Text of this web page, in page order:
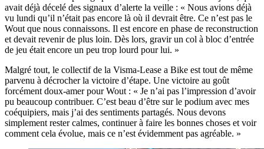
avait déjà décelé des signaux d’alerte la veille : « Nous avions déjà
vu lundi qu’il n’était pas encore là où il devrait être. Ce n’est pas le
Wout que nous connaissons. Il est encore en phase de reconstruction
et devait revenir de plus loin. Dès lors, gravir un col à bloc d’entrée
de jeu était encore un peu trop lourd pour lui. »
Malgré tout, le collectif de la Visma-Lease a Bike est tout de même
parvenu à décrocher la victoire d’étape. Une victoire au goût
forcément doux-amer pour Wout : « Je n’ai pas l’impression d’avoir
pu beaucoup contribuer. C’est beau d’être sur le podium avec mes
coéquipiers, mais j’ai des sentiments partagés. Nous devons
simplement rester calmes, continuer à faire les bonnes choses et voir
comment cela évolue, mais ce n’est évidemment pas agréable. »